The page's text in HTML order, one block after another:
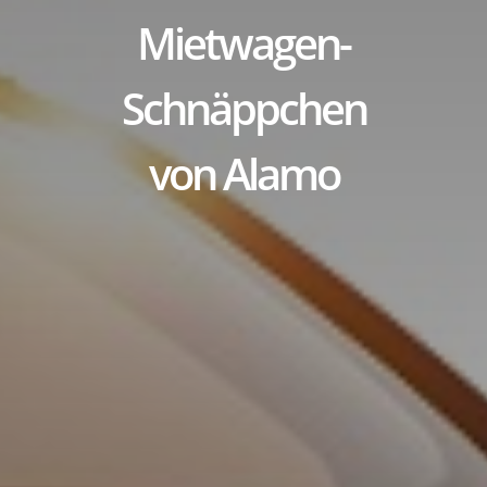
Mietwagen-
Schnäppchen
von Alamo